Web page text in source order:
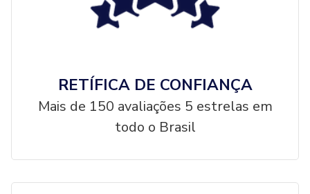
RETÍFICA DE CONFIANÇA
Mais de 150 avaliações 5 estrelas em
todo o Brasil